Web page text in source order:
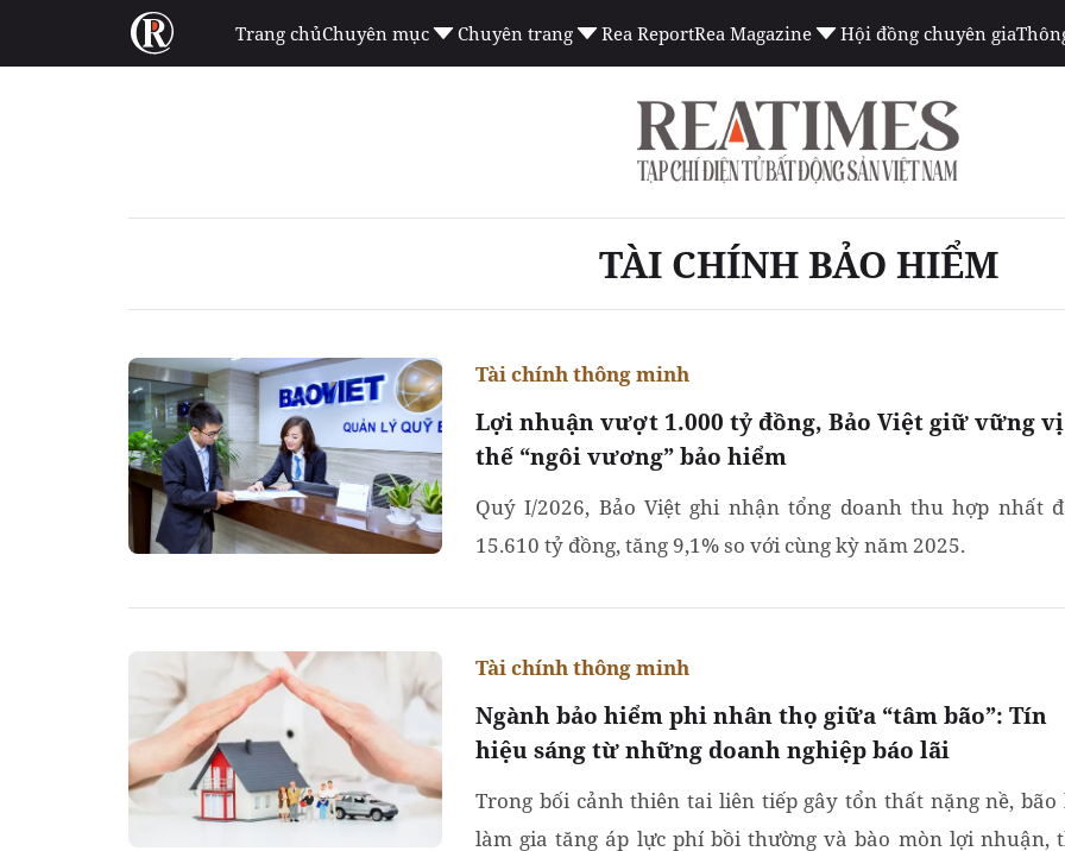
Trang chủChuyên mục Chuyên trang Rea ReportRea Magazine Hội đồng chuyên gia
TÀI CHÍNH BẢO HIỂM
Lợi nhuận vượt 1.000 tỷ đồng, Bảo Việt giữ vững vị
thế “ngôi vương” bảo hiểm
Tài chính thông minh
Quý I/2026, Bảo Việt ghi nhận tổng doanh thu hợp nhất
15.610 tỷ đồng, tăng 9,1% so với cùng kỳ năm 2025.
Ngành bảo hiểm phi nhân thọ giữa “tâm bão”: Tín
hiệu sáng từ những doanh nghiệp báo lãi
Tài chính thông minh
Trong bối cảnh thiên tai liên tiếp gây tổn thất nặng nề, bão
làm gia tăng áp lực phí bồi thường và bào mòn lợi nhuận,